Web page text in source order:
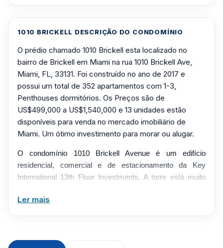
1010 BRICKELL DESCRIÇÃO DO CONDOMÍNIO
O prédio chamado 1010 Brickell esta localizado no
bairro de Brickell em Miami na rua 1010 Brickell Ave,
Miami, FL, 33131. Foi construído no ano de 2017 e
possui um total de 352 apartamentos com 1-3,
Penthouses dormitórios. Os Preços são de
US$499,000 a US$1,540,000 e 13 unidades estão
disponíveis para venda no mercado imobiliário de
Miami. Um ótimo investimento para morar ou alugar.
O condomínio 1010 Brickell Avenue é um edifício
residencial, comercial e de estacionamento da Key
International 13th Floor Investments. A torre está muito
Village. Características de construção e residência:
352 unidades
Ler mais